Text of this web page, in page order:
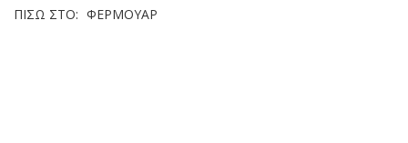
ΠΊΣΩ ΣΤΟ: ΦΕΡΜΟΥΆΡ